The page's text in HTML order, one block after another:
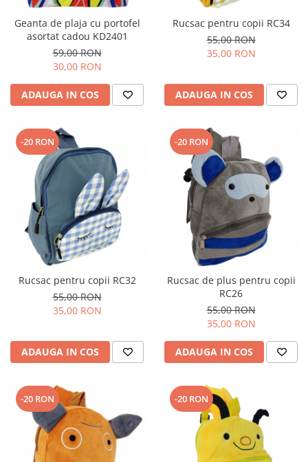
Geanta de plaja cu portofel
asortat cadou KD2401
59,00 RON
30,00 RON
ADAUGA IN COS
Rucsac pentru copii RC34
55,00 RON
35,00 RON
ADAUGA IN COS
-20 RON
Rucsac pentru copii RC32
55,00 RON
35,00 RON
ADAUGA IN COS
-20 RON
Rucsac de plus pentru copii
RC26
55,00 RON
35,00 RON
ADAUGA IN COS
-20 RON -20 RON